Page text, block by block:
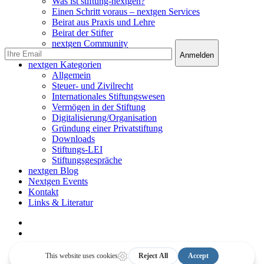
Einen Schritt voraus – nextgen Services
Beirat aus Praxis und Lehre
Beirat der Stifter
nextgen Community
nextgen Services
nextgen Kategorien
Allgemein
Steuer- und Zivilrecht
Internationales Stiftungswesen
Vermögen in der Stiftung
Digitalisierung/Organisation
Gründung einer Privatstiftung
Downloads
Stiftungs-LEI
Stiftungsgespräche
nextgen Blog
Nextgen Events
Kontakt
Links & Literatur
instagram